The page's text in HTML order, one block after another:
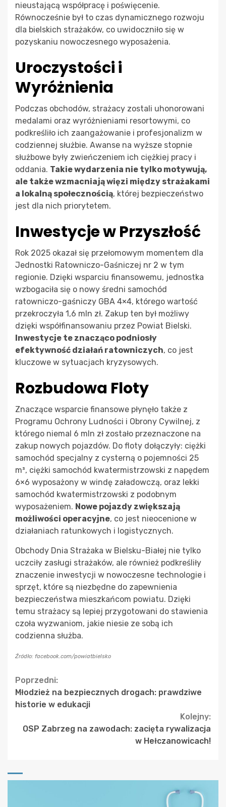
nieustającą współpracę i poświęcenie.
Równocześnie był to czas dynamicznego rozwoju
dla bielskich strażaków, co uwidoczniło się w
pozyskaniu nowoczesnego wyposażenia.
Uroczystości i
Wyróżnienia
Podczas obchodów, strażacy zostali uhonorowani
medalami oraz wyróżnieniami resortowymi, co
podkreśliło ich zaangażowanie i profesjonalizm w
codziennej służbie. Awanse na wyższe stopnie
służbowe były zwieńczeniem ich ciężkiej pracy i
oddania. Takie wydarzenia nie tylko motywują,
ale także wzmacniają więzi między strażakami
a lokalną społecznością, której bezpieczeństwo
jest dla nich priorytetem.
Inwestycje w Przyszłość
Rok 2025 okazał się przełomowym momentem dla
Jednostki Ratowniczo-Gaśniczej nr 2 w tym
regionie. Dzięki wsparciu finansowemu, jednostka
wzbogaciła się o nowy średni samochód
ratowniczo-gaśniczy GBA 4×4, którego wartość
przekroczyła 1,6 mln zł. Zakup ten był możliwy
dzięki współfinansowaniu przez Powiat Bielski.
Inwestycje te znacząco podniosły
efektywność działań ratowniczych, co jest
kluczowe w sytuacjach kryzysowych.
Rozbudowa Floty
Znaczące wsparcie finansowe płynęło także z
Programu Ochrony Ludności i Obrony Cywilnej, z
którego niemal 6 mln zł zostało przeznaczone na
zakup nowych pojazdów. Do floty dołączyły: ciężki
samochód specjalny z cysterną o pojemności 25
m³, ciężki samochód kwatermistrzowski z napędem
6×6 wyposażony w windę załadowczą, oraz lekki
samochód kwatermistrzowski z podobnym
wyposażeniem. Nowe pojazdy zwiększają
możliwości operacyjne, co jest nieocenione w
działaniach ratunkowych i logistycznych.
Obchody Dnia Strażaka w Bielsku-Białej nie tylko
uczciły zasługi strażaków, ale również podkreśliły
znaczenie inwestycji w nowoczesne technologie i
sprzęt, które są niezbędne do zapewnienia
bezpieczeństwa mieszkańcom powiatu. Dzięki
temu strażacy są lepiej przygotowani do stawienia
czoła wyzwaniom, jakie niesie ze sobą ich
codzienna służba.
Źródło: facebook.com/powiatbielsko
Continue
Reading
Poprzedni:
Młodzież na bezpiecznych drogach: prawdziwe
historie w edukacji
Kolejny:
OSP Zabrzeg na zawodach: zacięta rywalizacja
w Hełczanowicach!